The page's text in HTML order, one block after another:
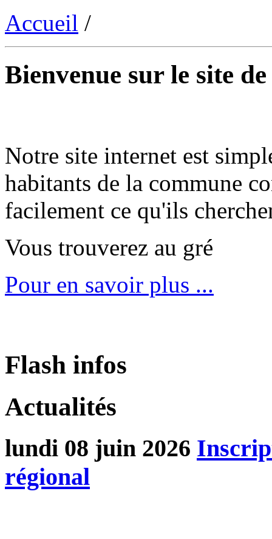
Accueil /
Bienvenue sur le site
Notre site internet est
habitants de la commune
facilement ce qu'ils
Vous trouverez au gré
Pour en savoir plus ...
Flash infos
Actualités
lundi 08 juin 2026
régional